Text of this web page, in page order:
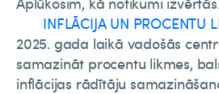
INFLĀCIJA UN PROCENTU
2025. gada laikā vadošās
samazināt procentu likmes,
inflācijas rādītāju